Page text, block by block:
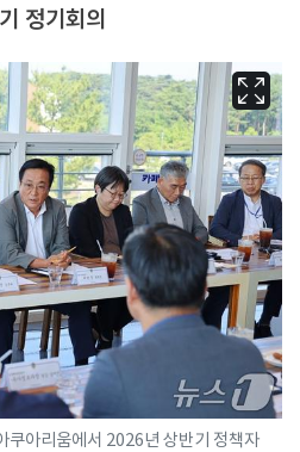
정기회의
쿠아리움에서 2026년 상반기 정책자